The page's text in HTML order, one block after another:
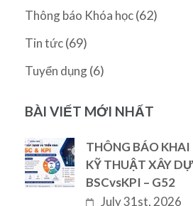
Thông báo Khóa học(62)
Tin tức(69)
Tuyển dụng(6)
BÀI VIẾT MỚI NHẤT
THÔNG BÁO
KỸ THUẬT XÂY
BSCvsKPI – G52
July 31st, 2026